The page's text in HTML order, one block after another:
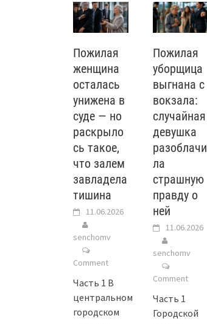
Пожилая
женщина
осталась
унижена в
суде — но
раскрыло
сь такое,
что залем
завладела
тишина
11.06.2026
senchomv
Comment
Часть 1 В
центральном
городском
Пожилая
уборщица
выгнана с
вокзала:
случайная
девушка
разоблачи
ла
страшную
правду о
ней
11.06.2026
senchomv
Comment
Часть 1
Городской